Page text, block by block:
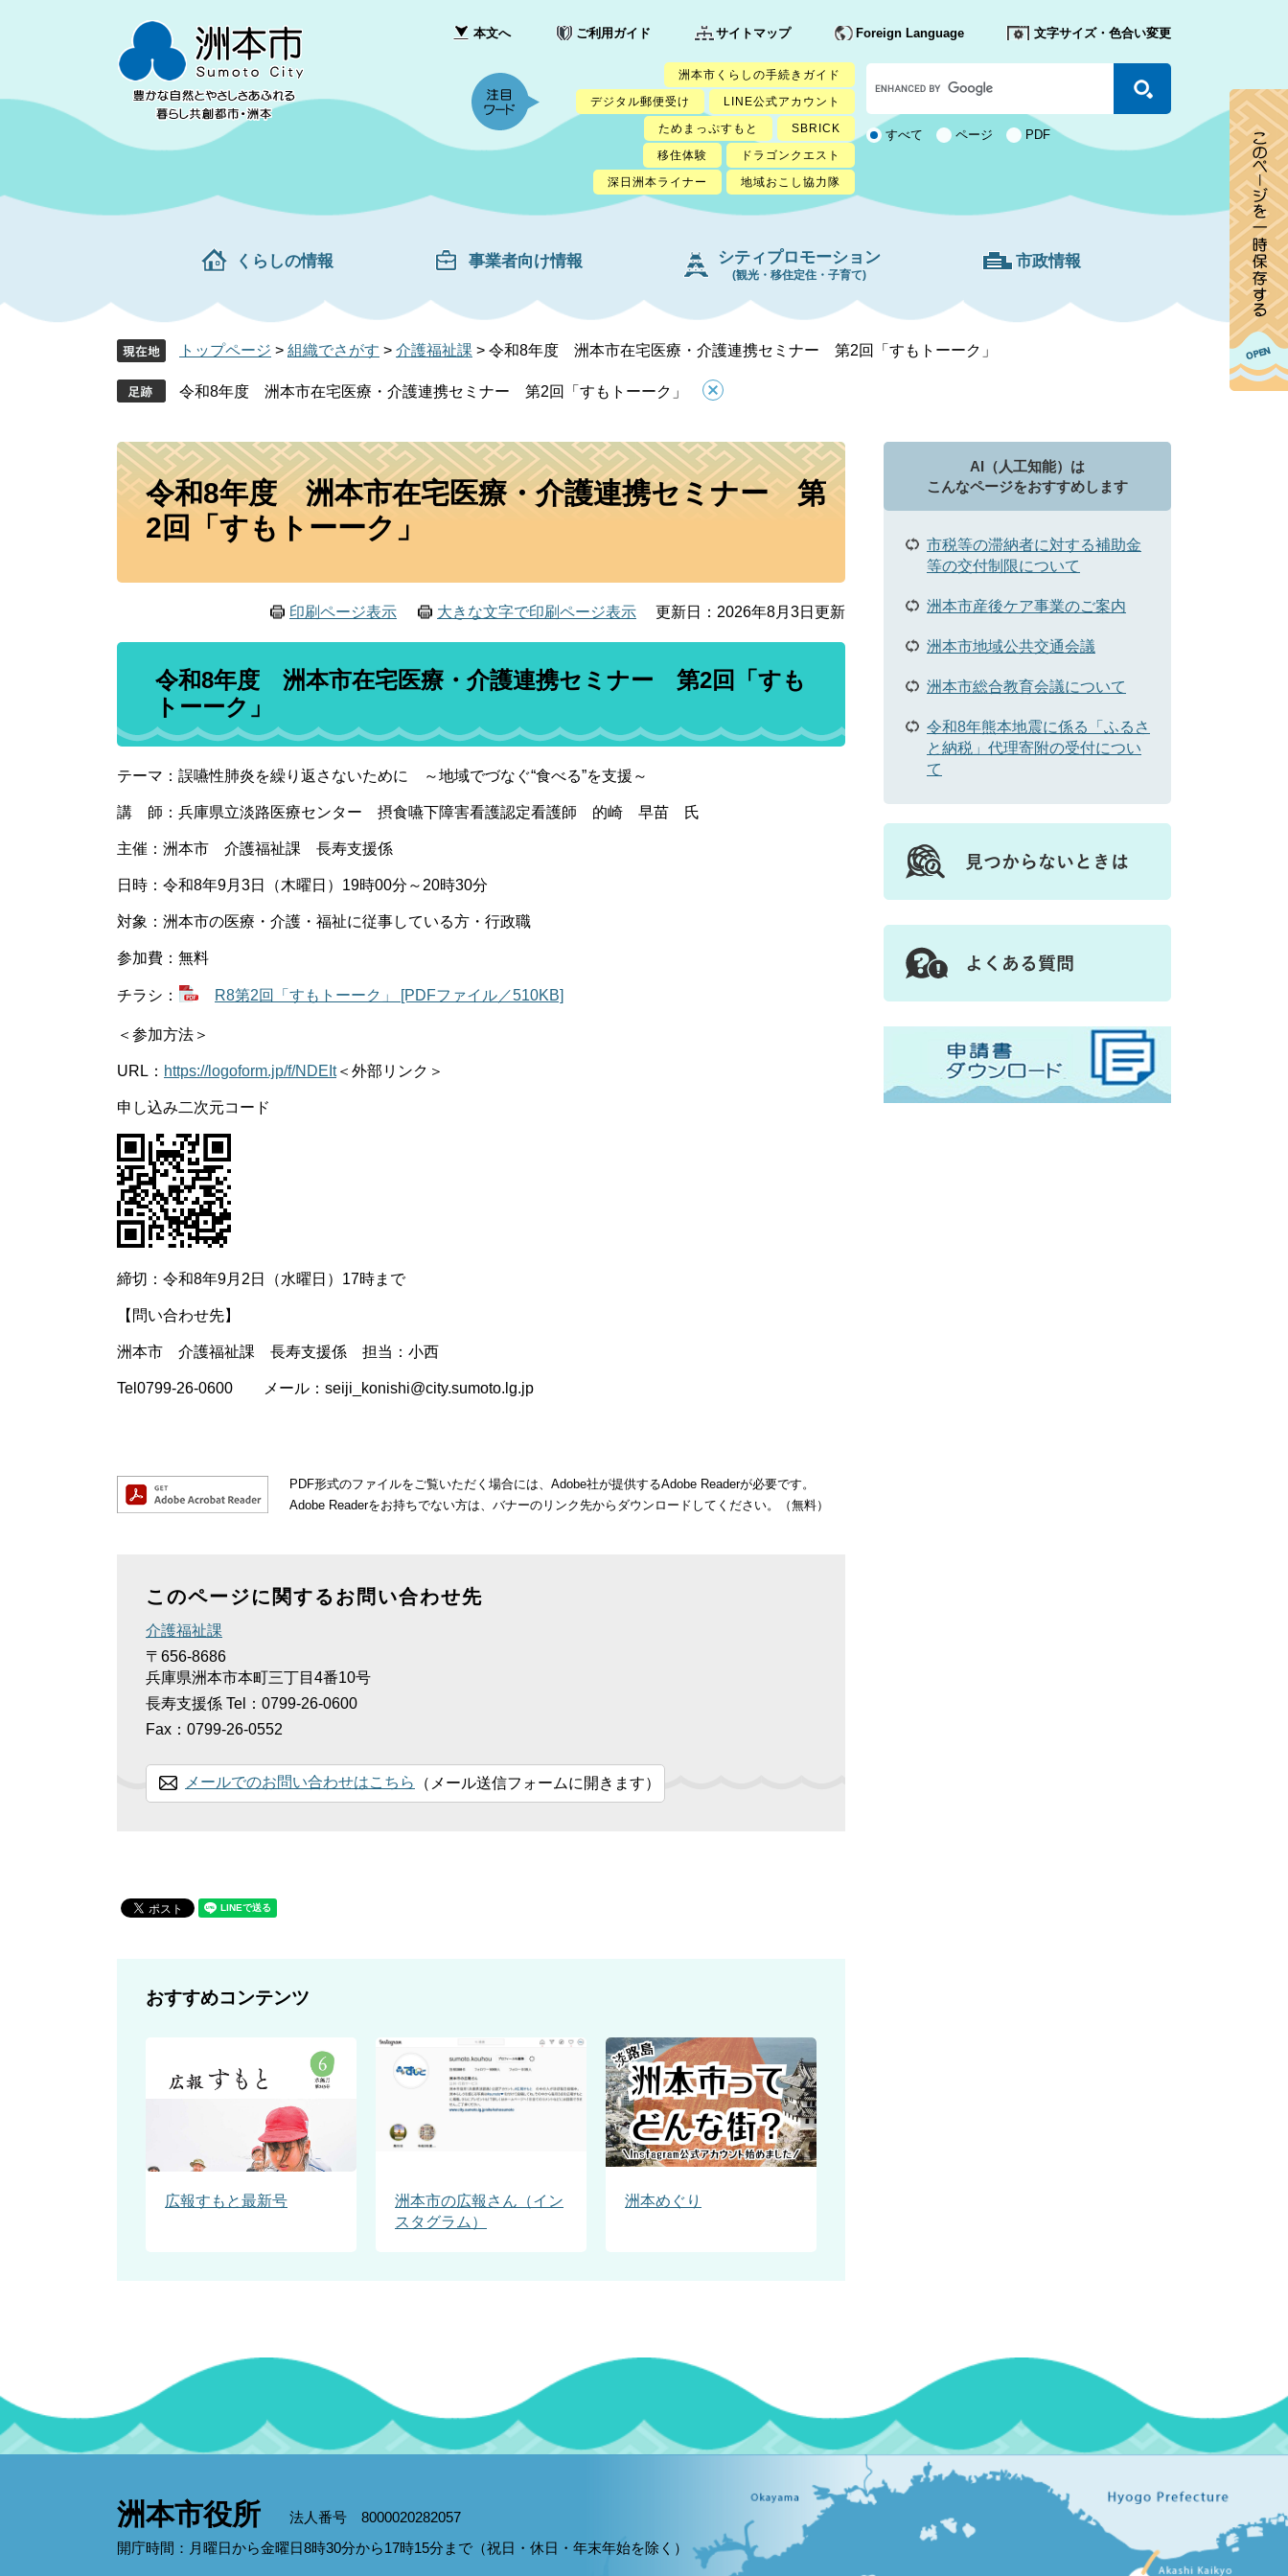
先
を
て
本文へ ご利用ガイド サイトマップ Foreign Language 文字サイズ・色合い変更
洲本市くらしの手続きガイド
デジタル郵便受け
LINE公式アカウント
ためまっぷすもと
SBRICK
移住体験
ドラゴンクエスト
深日洲本ライナー
地域おこし協力隊
カ
ス
タ
ム
検 すべて ページ PDF
くらしの情報 事業者向け情報 シティプロモーション
(観光・移住定住・子育て)
市政情報
トップページ > 組織でさがす > 介護福祉課 > 令和8年度 洲本市在宅医療・介護連携セミナー 第2回「すもトーーク」
令和8年度 洲本市在宅医療・介護連携セミナー 第2回「すもトーーク」
本
令和8年度 洲本市在宅医療・介護連携セミナー 第
2回「すもトーーク」
印刷ページ表示 大きな文字で印刷ページ表示 更新日：2026年8月3日更新
令和8年度 洲本市在宅医療・介護連携セミナー 第2回「すも
トーーク」
テーマ：誤嚥性肺炎を繰り返さないために ～地域でづなぐ“食べる”を支援～
講 師：兵庫県立淡路医療センター 摂食嚥下障害看護認定看護師 的崎 早苗 氏
主催：洲本市 介護福祉課 長寿支援係
日時：令和8年9月3日（木曜日）19時00分～20時30分
対象：洲本市の医療・介護・福祉に従事している方・行政職
参加費：無料
チラシ： R8第2回「すもトーーク」 [PDFファイル／510KB]
＜参加方法＞
URL： https://logoform.jp/f/NDEIt＜外部リンク＞
申し込み二次元コード
締切：令和8年9月2日（水曜日）17時まで
【問い合わせ先】
洲本市 介護福祉課 長寿支援係 担当：小西
Tel0799-26-0600 メール：seiji_konishi@city.sumoto.lg.jp
PDF形式のファイルをご覧いただく場合には、Adobe社が提供するAdobe Readerが必要です。
Adobe Readerをお持ちでない方は、バナーのリンク先からダウンロードしてください。（無料）
このページに関するお問い合わせ先
介護福祉課
〒656-8686
兵庫県洲本市本町三丁目4番10号
長寿支援係 Tel：0799-26-0600
Fax：0799-26-0552
メールでのお問い合わせはこちら （メール送信フォームに開きます）
おすすめコンテンツ
広報すもと最新号
洲本市の広報さん（イン
スタグラム）
洲本めぐり
AI（人工知能）は
こんなページをおすすめします
市税等の滞納者に対する補助金
等の交付制限について
洲本市産後ケア事業のご案内
洲本市地域公共交通会議
洲本市総合教育会議について
令和8年熊本地震に係る「ふるさ
と納税」代理寄附の受付につい
て
洲本市役所
法人番号 8000020282057
開庁時間：月曜日から金曜日8時30分から17時15分まで（祝日・休日・年末年始を除く）